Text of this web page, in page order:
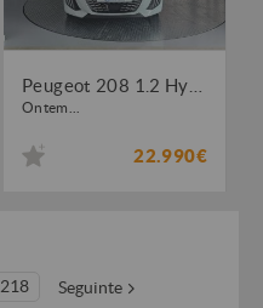
Ontem...
22.990€
218 Seguinte